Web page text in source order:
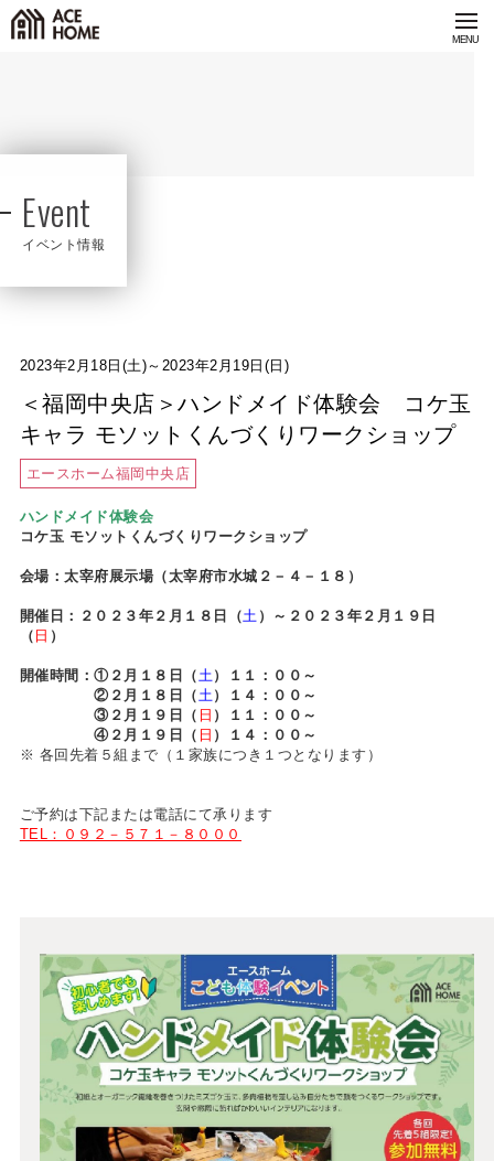
Event
イベント情報
2023年2月18日(土)～2023年2月19日(日)
＜福岡中央店＞ハンドメイド体験会 コケ玉
キャラ モソットくんづくりワークショップ
エースホーム福岡中央店
ハンドメイド体験会
コケ玉 モソットくんづくりワークショップ
会場：太宰府展示場（太宰府市水城２－４－１８）
開催日：２０２３年２月１８日（土 ）～２０２３年２月１９日
（ 日 ）
開催時間：①２月１８日（土）１１：００～
②２月１８日（土）１４：００～
③２月１９日（ 日 ）１１：００～
④２月１９日（ 日 ）１４：００～
※ 各回先着５組まで（１家族につき１つとなります）
ご予約は下記または電話にて承ります
TEL：０９２－５７１－８０００